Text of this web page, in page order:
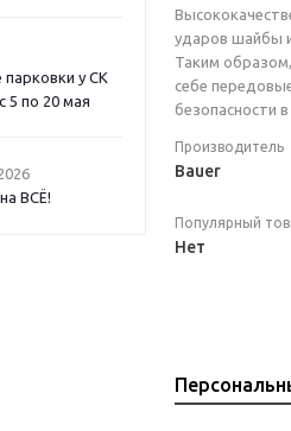
парковки у СК
5 по 20 мая
ВСË!
ударов шайбы
Таким
себе
безопасности
Производитель
Bauer
Популярный
Нет